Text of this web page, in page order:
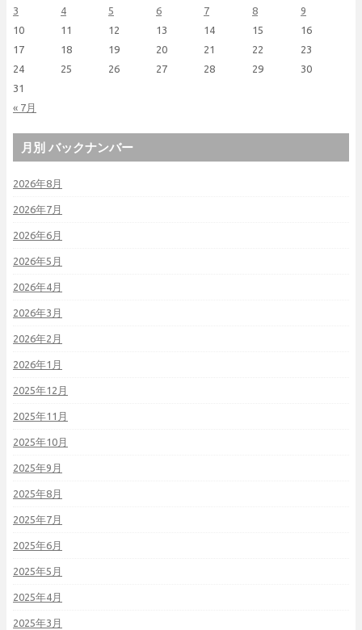
« 7月
3
4 5 6 7 8
9
10
11 12 13 14 15
16
17
18 19 20 21 22
23
24
25 26 27 28 29
30
31
月別 バックナンバー
2026年8月
2026年7月
2026年6月
2026年5月
2026年4月
2026年3月
2026年2月
2026年1月
2025年12月
2025年11月
2025年10月
2025年9月
2025年8月
2025年7月
2025年6月
2025年5月
2025年4月
2025年3月